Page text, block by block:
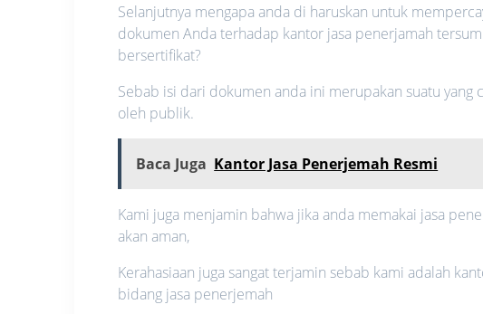
Selanjutnya mengapa anda di haruskan untuk
dokumen Anda terhadap kantor jasa penerjamah
bersertifikat?
Sebab isi dari dokumen anda ini merupakan suatu
oleh publik.
Baca Juga Kantor Jasa Penerjemah Resmi
Kami juga menjamin bahwa jika anda memakai jasa
akan aman,
Kerahasiaan juga sangat terjamin sebab kami adalah
bidang jasa penerjemah